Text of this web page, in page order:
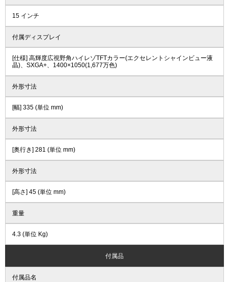
15 インチ
付属ディスプレイ
[仕様] 高輝度広視野角ハイレゾTFTカラー(エクセレントシャインビュー液
晶)、SXGA+、1400×1050(1,677万色)
外形寸法
[幅] 335 (単位 mm)
外形寸法
[奥行き] 281 (単位 mm)
外形寸法
[高さ] 45 (単位 mm)
重量
4.3 (単位 Kg)
付属品
付属品名